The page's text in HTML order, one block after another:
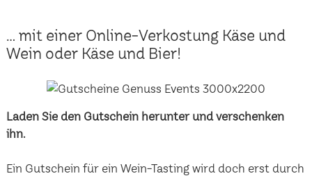
... mit einer Online-Verkostung Käse und
Wein oder Käse und Bier!
Laden Sie den Gutschein herunter und verschenken
ihn.
Ein Gutschein für ein Wein-Tasting wird doch erst durch